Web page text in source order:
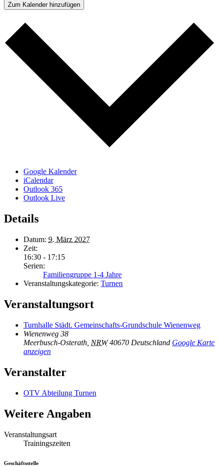
Zum Kalender hinzufügen
Google Kalender
iCalendar
Outlook 365
Outlook Live
Details
Datum: 9. März 2027
Zeit:
16:30 - 17:15
Serien:
Familiengruppe 1-4 Jahre
Veranstaltungskategorie: Turnen
Veranstaltungsort
Turnhalle Städt. Gemeinschafts-Grundschule Wienenweg
Wienenweg 38
Meerbusch-Osterath NRW 40670 Deutschland Google Karte
anzeigen
Veranstalter
OTV Abteilung Turnen
Weitere Angaben
Veranstaltungsart
Trainingszeiten
Geschäftsstelle